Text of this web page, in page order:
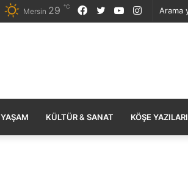
Instagram
YouTube
Twitter
Facebook
Mersin 29 ℃
YAŞAM KÜLTÜR & SANAT KÖŞE YAZILARI